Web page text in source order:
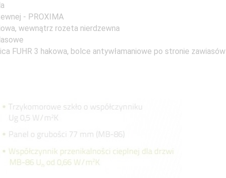
- PROXIMA
wewnątrz rozeta nierdzewna
FUHR 3 hakowa, bolce antywłamaniowe po stronie zawiasów